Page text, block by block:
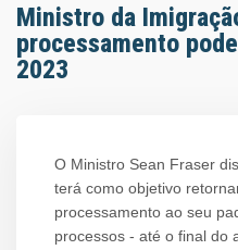
Ministro da
processamento
2023
O Ministro Sean Fraser
terá como objetivo
processamento ao seu
processos - até o final do